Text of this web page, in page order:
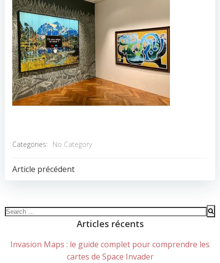
Categories: No Category
POST
Article précédent
Search
Articles récents
Invasion Maps : le guide complet pour comprendre les
cartes de Space Invader